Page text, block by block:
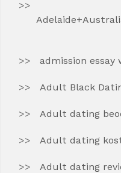
admission essay
Adult Black
Adult dating
Adult dating
Adult dating